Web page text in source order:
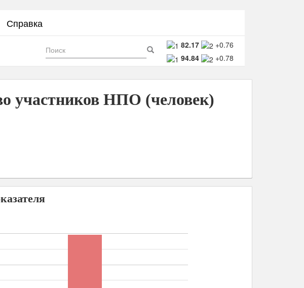
Справка
82.17
+0.76
94.84
+0.78
Форма
поиска Поиск
участников НПО (человек)